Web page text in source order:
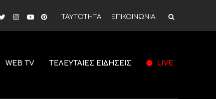
ΤΑΥΤΟΤΗΤΑ ΕΠΙΚΟΙΝΩΝΙΑ
WEB TV ΤΕΛΕΥΤΑΙΕΣ ΕΙΔΗΣΕΙΣ LIVE